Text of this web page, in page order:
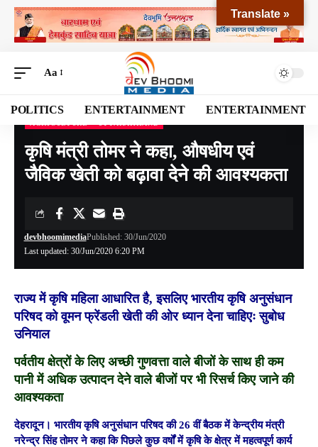
Aa
POLITICS ENTERTAINMENT ENTERTAINMENT
Devbhoomi Media>Blog>NATIONAL>UTTARAKHAND>कृषि मंत्री तोमर ने कहा, औषधीय एवं जैविक खेती को बढ़ावा देने की आवश्यकता
कृषि मंत्री तोमर ने कहा, औषधीय एवं
जैविक खेती को बढ़ावा देने की आवश्यकता
Last updated: 30/Jun/2020 6:20 PM
devbhoomimediaPublished: 30/Jun/2020
राज्य में कृषि महिला आधारित है, इसलिए भारतीय कृषि अनुसंधान
परिषद को वूमन फ्रेंडली खेती की ओर ध्यान देना चाहिएः सुबोध
उनियाल
पर्वतीय क्षेत्रों के लिए अच्छी गुणवत्ता वाले बीजों के साथ ही कम
पानी में अधिक उत्पादन देने वाले बीजों पर भी रिसर्च किए जाने की
आवश्यकता
देहरादून। भारतीय कृषि अनुसंधान परिषद की 26 वीं बैठक में केन्द्रीय मंत्री
नरेन्द्र सिंह तोमर ने कहा कि पिछले कुछ वर्षों में कृषि के क्षेत्र में महत्वपूर्ण कार्य
Translate »